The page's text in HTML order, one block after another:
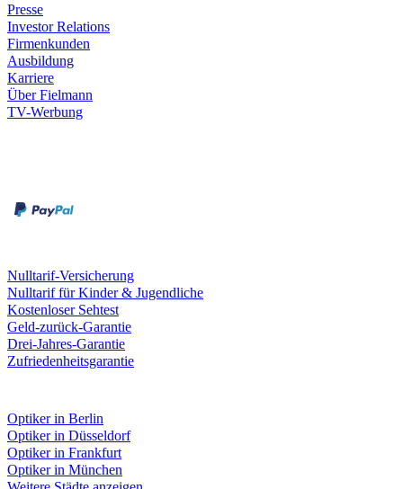
Presse
Investor Relations
Firmenkunden
Ausbildung
Karriere
Über Fielmann
TV-Werbung
Nulltarif-Versicherung
Nulltarif für Kinder & Jugendliche
Kostenloser Sehtest
Geld-zurück-Garantie
Drei-Jahres-Garantie
Zufriedenheitsgarantie
Optiker in Berlin
Optiker in Düsseldorf
Optiker in Frankfurt
Optiker in München